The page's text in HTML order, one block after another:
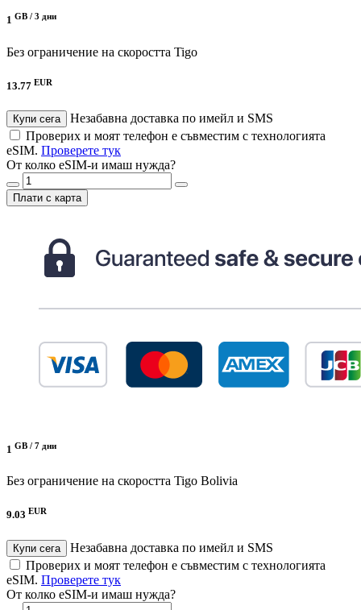
1 GB / 3 дни
Без ограничение на скоростта Tigo
13.77 EUR
Купи сега
Незабавна доставка по имейл и SMS
Проверих и моят телефон е съвместим с технологията
eSIM. Проверете тук
От колко eSIM-и имаш нужда?
Плати с карта
1 GB / 7 дни
Без ограничение на скоростта Tigo Bolivia
9.03 EUR
Купи сега
Незабавна доставка по имейл и SMS
Проверих и моят телефон е съвместим с технологията
eSIM. Проверете тук
От колко eSIM-и имаш нужда?